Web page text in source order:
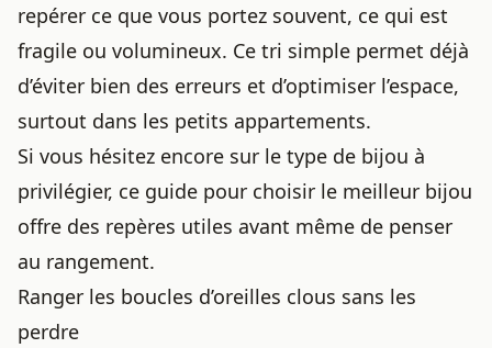
repérer ce que vous portez souvent, ce qui est
fragile ou volumineux. Ce tri simple permet déjà
d’éviter bien des erreurs et d’optimiser l’espace,
surtout dans les petits appartements.
Si vous hésitez encore sur le type de bijou à
privilégier, ce guide pour choisir le meilleur bijou
offre des repères utiles avant même de penser
au rangement.
Ranger les boucles d’oreilles clous sans les
perdre